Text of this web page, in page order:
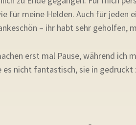
für meine Helden. Auch für jeden
– ihr habt sehr geholfen,
erst mal Pause, während ich
es nicht fantastisch, sie in gedruckt